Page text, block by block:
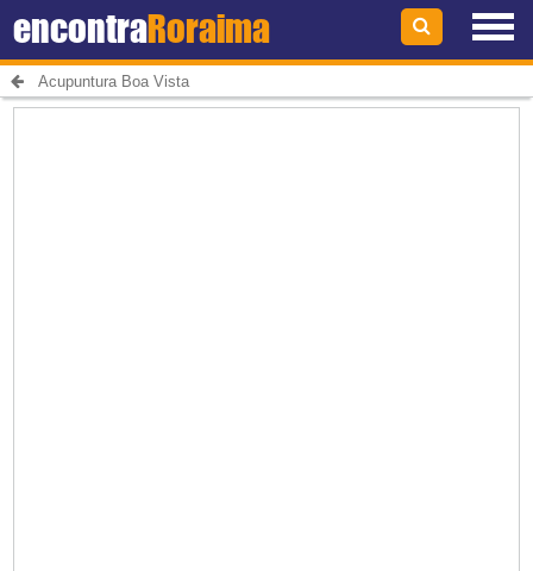
encontraRoraima
Acupuntura Boa Vista